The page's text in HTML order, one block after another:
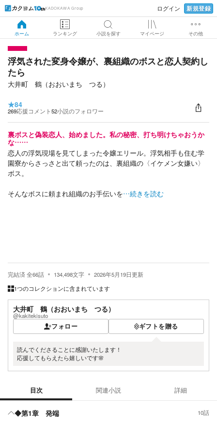
KADOKAWA Group ログイン 新規登録
ホーム ランキング 小説を探す マイページ その他
浮気された変身令嬢が、裏組織のボスと恋人契約し
たら
大井町 鶴（おおいまち つる）
★84
269応援コメント52小説のフォロワー
裏ボスと偽装恋人、始めました。私の秘密、打ち明けちゃおうか
な……
恋人の浮気現場を見てしまった令嬢エリール。浮気相手も住む学
園寮からさっさと出て頼ったのは、裏組織の〈イケメン女嫌い〉
ボス。
そんなボスに頼まれ組織のお手伝いを…続きを読む
完結済全66話 134,498文字 2026年5月19日更新
1つのコレクションに含まれています
大井町 鶴（おおいまち つる）
@kakitekisuto
フォロー ギフトを贈る
読んでくださることに感謝いたします！
応援してもらえたら嬉しいです🌸
目次 関連小説 詳細
◆第1章 発端 10話